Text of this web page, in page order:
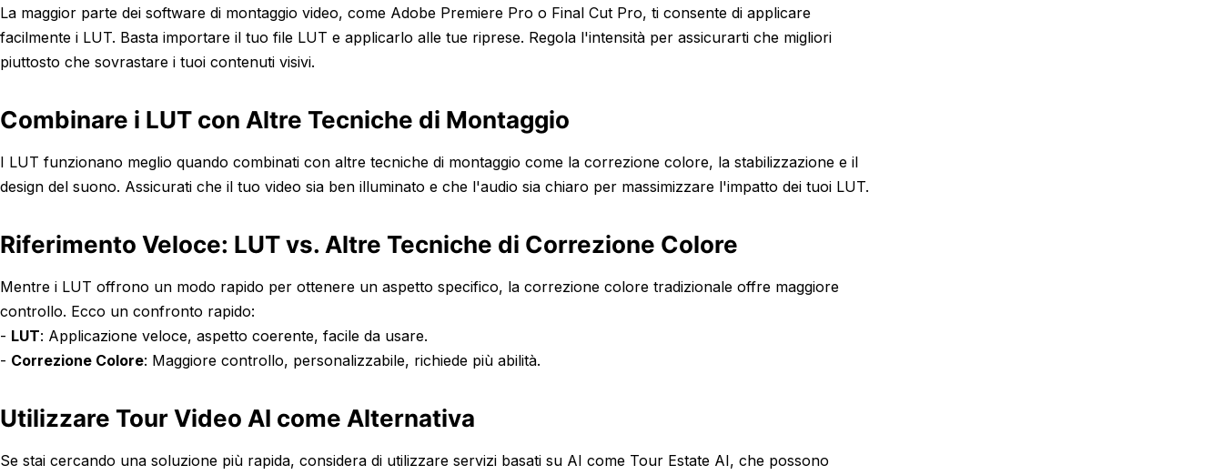
La maggior parte dei software di montaggio video, come Adobe Premiere Pro o Final Cut Pro, ti consente di applicare
facilmente i LUT. Basta importare il tuo file LUT e applicarlo alle tue riprese. Regola l'intensità per assicurarti che migliori
piuttosto che sovrastare i tuoi contenuti visivi.
Combinare i LUT con Altre Tecniche di Montaggio
I LUT funzionano meglio quando combinati con altre tecniche di montaggio come la correzione colore, la stabilizzazione e il
design del suono. Assicurati che il tuo video sia ben illuminato e che l'audio sia chiaro per massimizzare l'impatto dei tuoi LUT.
Riferimento Veloce: LUT vs. Altre Tecniche di Correzione Colore
Mentre i LUT offrono un modo rapido per ottenere un aspetto specifico, la correzione colore tradizionale offre maggiore
controllo. Ecco un confronto rapido:
- LUT: Applicazione veloce, aspetto coerente, facile da usare.
- Correzione Colore: Maggiore controllo, personalizzabile, richiede più abilità.
Utilizzare Tour Video AI come Alternativa
Se stai cercando una soluzione più rapida, considera di utilizzare servizi basati su AI come Tour Estate AI, che possono